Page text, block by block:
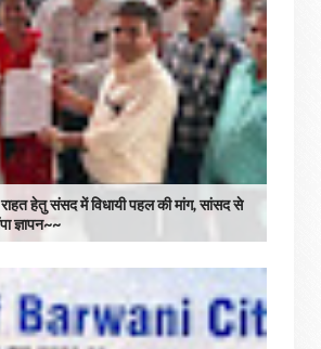
हेतु संसद में विधायी पहल की मांग, सांसद से
ज्ञापन~~